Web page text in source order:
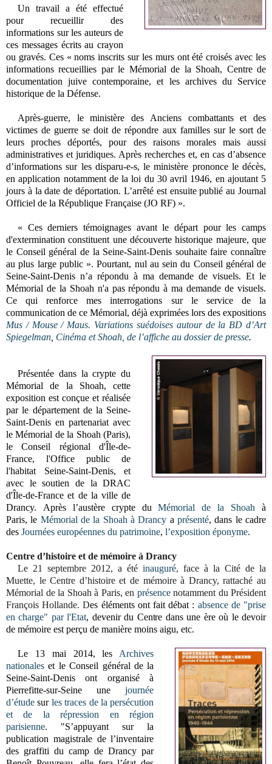
Un travail a été effectué
pour recueillir des
informations sur les auteurs de
ces messages écrits au crayon
ou gravés. Ces « noms inscrits sur les murs ont été croisés avec les
informations recueillies par le Mémorial de la Shoah, Centre de
documentation juive contemporaine, et les archives du Service
historique de la Défense.
Après-guerre, le ministère des Anciens combattants et des
victimes de guerre se doit de répondre aux familles sur le sort de
leurs proches déportés, pour des raisons morales mais aussi
administratives et juridiques. Après recherches et, en cas d’absence
d’informations sur les disparu-e-s, le ministère prononce le décès,
en application notamment de la loi du 30 avril 1946, en ajoutant 5
jours à la date de déportation. L’arrêté est ensuite publié au Journal
Officiel de la République Française (JO RF) ».
« Ces derniers témoignages avant le départ pour les camps
d'extermination constituent une découverte historique majeure, que
le Conseil général de la Seine-Saint-Denis souhaite faire connaître
au plus large public ».Pourtant, nul au sein du Conseil général de
Seine-Saint-Denis n’a répondu à ma demande de visuels. Et le
Mémorial de la Shoah n'a pas répondu à ma demande de visuels.
Ce qui renforce mes interrogations sur le service de la
communication de ce Mémorial, déjà exprimées lors des expositions
Mus / Mouse / Maus. Variations suédoises autour de la BD d’Art
Spiegelman Cinéma et Shoah, de l’affiche au dossier de presse.
Présentée dans la crypte du
Mémorial de la Shoah, cette
exposition est conçue et réalisée
par le département de la Seine-
Saint-Denis en partenariat avec
le Mémorial de la Shoah (Paris),
le Conseil régional d'Île-de-
France, l'Office public de
l'habitat Seine-Saint-Denis, et
avec le soutien de la DRAC
d'Île-de-France et de la ville de
Drancy. Après l’austère crypte duMémorial de la Shoah à
Paris, le Mémorial de la Shoah à Drancy aprésenté, dans le cadre
des Journées européennes du patrimoine, l’exposition éponyme.
Centre d’histoire et de mémoire à Drancy
Le 21 septembre 2012, a été inauguré, face à la Cité de la
Muette, le Centre d’histoire et de mémoire à Drancy, rattaché au
Mémorial de la Shoah à Paris, en présencenotamment du Président
François Hollande. Des éléments ont fait débat : absence de "prise
en charge" par l'Etat, devenir du Centre dans une ère où le devoir
de mémoire est perçu de manière moins aigu, etc.
Le 13 mai 2014, les Archives
nationales et le Conseil général de la
Seine-Saint-Denis ont organisé à
Pierrefitte-sur-Seine unejournée
d’étude sur les traces de la persécution
et de la répression en région
parisienne. "S’appuyant sur la
publication magistrale de l’inventaire
des graffiti du camp de Drancy par